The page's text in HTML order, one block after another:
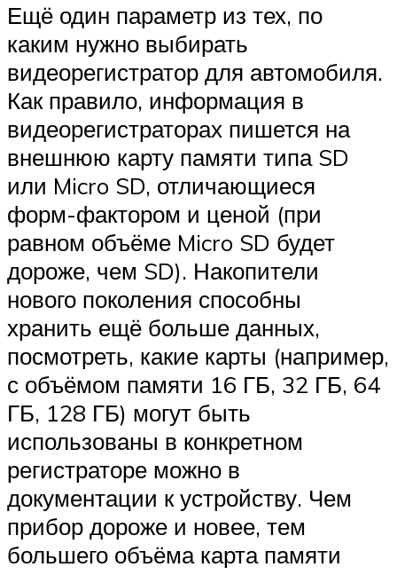
Ещё один параметр из тех, по
каким нужно выбирать
видеорегистратор для автомобиля.
Как правило, информация в
видеорегистраторах пишется на
внешнюю карту памяти типа SD
или Micro SD, отличающиеся
форм-фактором и ценой (при
равном объёме Micro SD будет
дороже, чем SD). Накопители
нового поколения способны
хранить ещё больше данных,
посмотреть, какие карты (например,
с объёмом памяти 16 ГБ, 32 ГБ, 64
ГБ, 128 ГБ) могут быть
использованы в конкретном
регистраторе можно в
документации к устройству. Чем
прибор дороже и новее, тем
большего объёма карта памяти